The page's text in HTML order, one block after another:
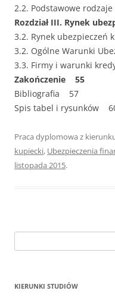
2.2. Podstawowe
Rozdział III. Rynek
3.2. Rynek
3.2. Ogólne Warunki
3.3. Firmy i warunki
Zakończenie 55
Bibliografia 57
Spis tabel i rysunków
Praca dyplomowa z
kupiecki, Ubezpieczenia
listopada 2015.
z
KIERUNKI STUDIÓW